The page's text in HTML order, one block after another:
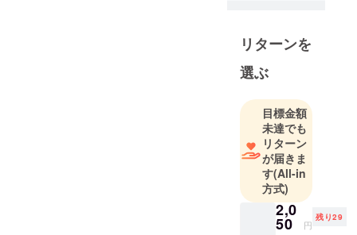
色々なメー
タッグを組
いもの作り
をサポート
していま
す。
リターンを
選ぶ
目標金額
未達でも
リターン
が届きま
す(All-in
方式)
2,0
50 円
残り29